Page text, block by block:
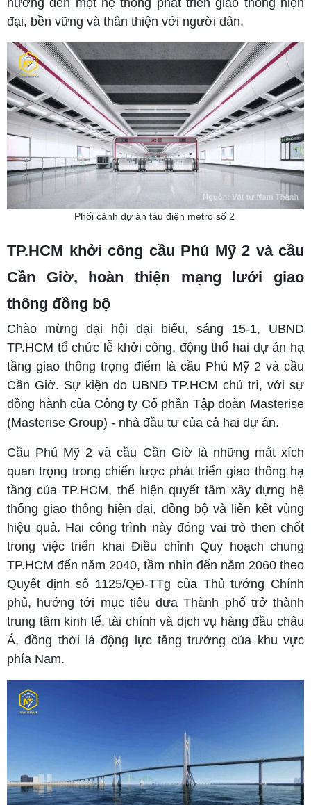
đại, bền vững và thân thiện với người dân.
Phối cảnh dự án tàu điện metro số 2
TP.HCM khởi công cầu Phú Mỹ 2 và cầu
Cần Giờ, hoàn thiện mạng lưới giao
thông đồng bộ
Chào mừng đại hội đại biểu, sáng 15-1, UBND
TP.HCM tổ chức lễ khởi công, động thổ hai dự án hạ
tầng giao thông trọng điểm là cầu Phú Mỹ 2 và cầu
Cần Giờ. Sự kiện do UBND TP.HCM chủ trì, với sự
đồng hành của Công ty Cổ phần Tập đoàn Masterise
(Masterise Group) - nhà đầu tư của cả hai dự án.
Cầu Phú Mỹ 2 và cầu Cần Giờ là những mắt xích
quan trọng trong chiến lược phát triển giao thông hạ
tầng của TP.HCM, thể hiện quyết tâm xây dựng hệ
thống giao thông hiện đại, đồng bộ và liên kết vùng
hiệu quả. Hai công trình này đóng vai trò then chốt
trong việc triển khai Điều chỉnh Quy hoạch chung
TP.HCM đến năm 2040, tầm nhìn đến năm 2060 theo
Quyết định số 1125/QĐ-TTg của Thủ tướng Chính
phủ, hướng tới mục tiêu đưa Thành phố trở thành
trung tâm kinh tế, tài chính và dịch vụ hàng đầu châu
Á, đồng thời là động lực tăng trưởng của khu vực
phía Nam.